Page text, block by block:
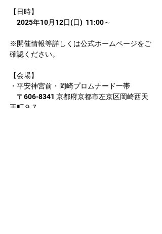
【日時】
2025年10月12日(日)  11:00～
※開催情報等詳しくは公式ホームページをご
確認ください。
【会場】
・平安神宮前・岡崎プロムナード一帯
〒606-8341 京都府京都市左京区岡崎西天
王町９７